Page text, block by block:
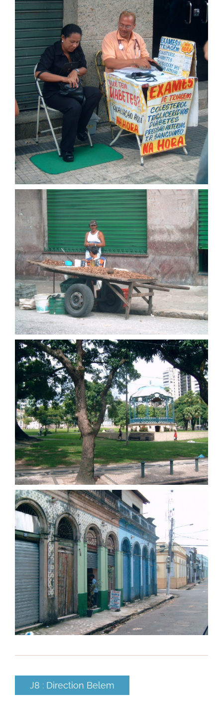
J8 : Direction Belem